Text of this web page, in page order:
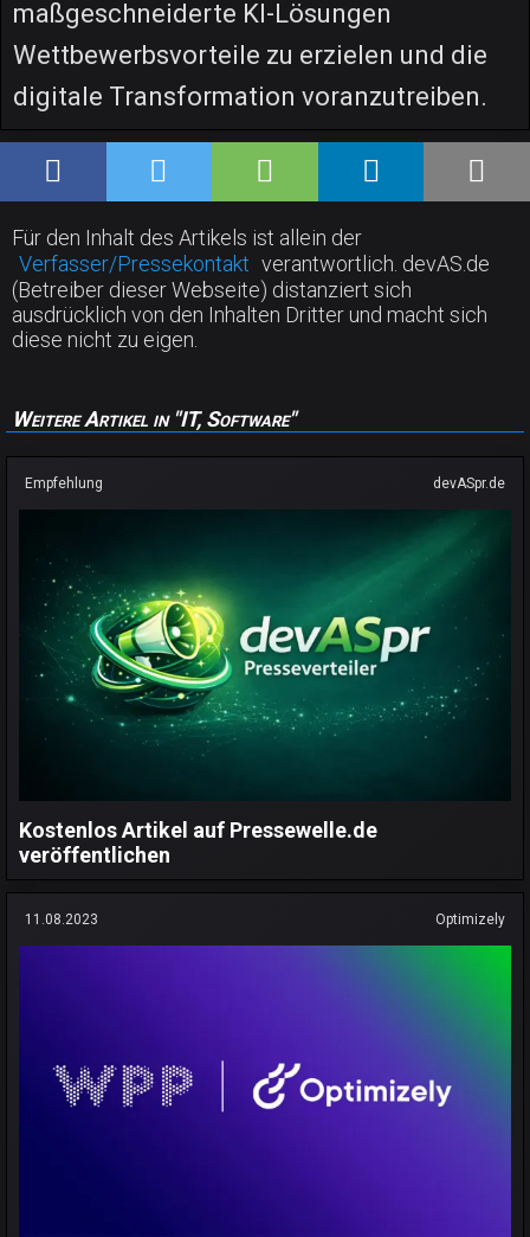
maßgeschneiderte KI-Lösungen
Wettbewerbsvorteile zu erzielen und die
digitale Transformation voranzutreiben.
Für den Inhalt des Artikels ist allein der
Verfasser/Pressekontakt verantwortlich. devAS.de
(Betreiber dieser Webseite) distanziert sich
ausdrücklich von den Inhalten Dritter und macht sich
diese nicht zu eigen.
Weitere Artikel in "IT, Software"
Empfehlung devASpr.de
Kostenlos Artikel auf Pressewelle.de
veröffentlichen
11.08.2023 Optimizely